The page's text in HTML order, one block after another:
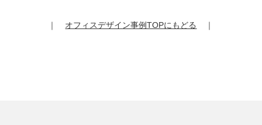
提供記録の開示を請求することができます。
｜ オフィスデザイン事例TOPにもどる ｜